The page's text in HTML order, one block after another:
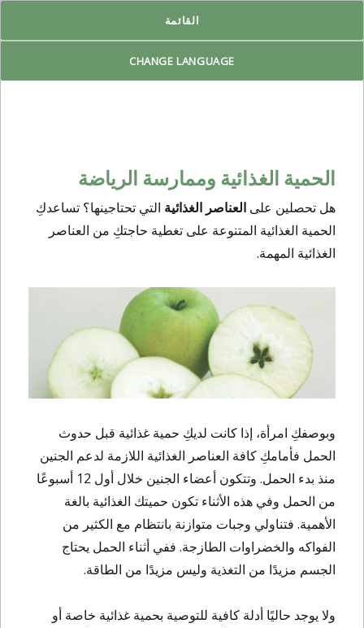
Reproduktiv Livsplanالقائمة
CHANGE LANGUAGE
الحمية الغذائية وممارسة الرياضة
هل تحصلين علىالعناصر الغذائية التي تحتاجينها؟ تساعدكِ
الحمية الغذائية المتنوعة على تغطية حاجتكِ من العناصر
الغذائية المهمة.
وبوصفكِ امرأة، إذا كانت لديكِ حمية غذائية قبل حدوث
الحمل فأمامكِ كافة العناصر الغذائية اللازمة لدعم الجنين
منذ بدء الحمل. وتتكون أعضاء الجنين خلال أول 12 أسبوعًا
من الحمل وفي هذه الأثناء تكون حميتك الغذائية بالغة
الأهمية. فتناولي وجبات متوازنة بانتظام مع الكثير من
الفواكه والخضراوات الطازجة. ففي أثناء الحمل يحتاج
الجسم مزيدًا من التغذية وليس مزيدًا من الطاقة.
ولا يوجد حاليًا أدلة كافية للتوصية بحمية غذائية خاصة أو